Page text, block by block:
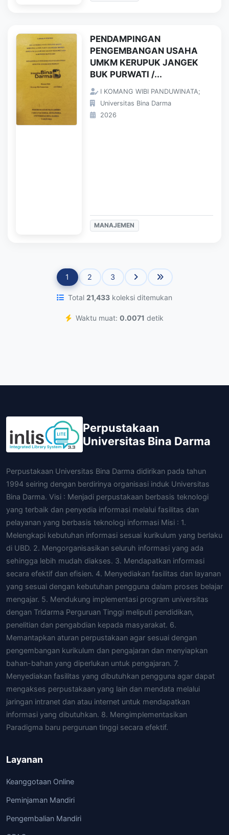
PENDAMPINGAN
PENGEMBANGAN USAHA
UMKM KERUPUK JANGEK
BUK PURWATI /...
I KOMANG WIBI PANDUWINATA;
Universitas Bina Darma
2026
MANAJEMEN
1 2 3
Total 21,433 koleksi ditemukan
Waktu muat: 0.0071 detik
Perpustakaan
Universitas Bina Darma
Perpustakaan Universitas Bina Darma didirikan pada tahun
1994 seiring dengan berdirinya organisasi induk Universitas
Bina Darma. Visi : Menjadi perpustakaan berbasis teknologi
yang terbaik dan penyedia informasi melalui fasilitas dan
pelayanan yang berbasis teknologi informasi Misi : 1.
Melengkapi kebutuhan informasi sesuai kurikulum yang berlaku
di UBD. 2. Mengorganisasikan seluruh informasi yang ada
sehingga lebih mudah diakses. 3. Mendapatkan informasi
secara efektif dan efisien. 4. Menyediakan fasilitas dan layanan
yang sesuai dengan kebutuhan pengguna dalam proses belajar
mengajar. 5. Mendukung implementasi program universitas
dengan Tridarma Perguruan Tinggi meliputi pendidikan,
penelitian dan pengabdian kepada masyarakat. 6.
Memantapkan aturan perpustakaan agar sesuai dengan
pengembangan kurikulum dan pengajaran dan menyiapkan
bahan-bahan yang diperlukan untuk pengajaran. 7.
Menyediakan fasilitas yang dibutuhkan pengguna agar dapat
mengakses perpustakaan yang lain dan mendata melalui
jaringan intranet dan atau internet untuk mendapatkan
informasi yang dibutuhkan. 8. Mengimplementasikan
Paradigma baru perguruan tinggi secara efektif.
Layanan
Keanggotaan Online
Peminjaman Mandiri
Pengembalian Mandiri